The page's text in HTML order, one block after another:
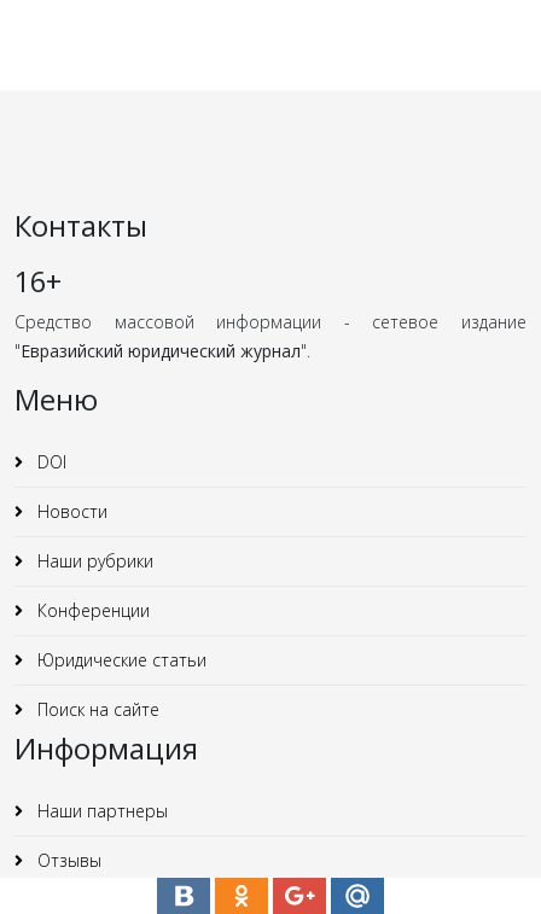
Контакты
16+
Средство массовой информации - сетевое издание
"Евразийский юридический журнал".
Меню
DOI
Новости
Наши рубрики
Конференции
Юридические статьи
Поиск на сайте
Информация
Наши партнеры
Отзывы